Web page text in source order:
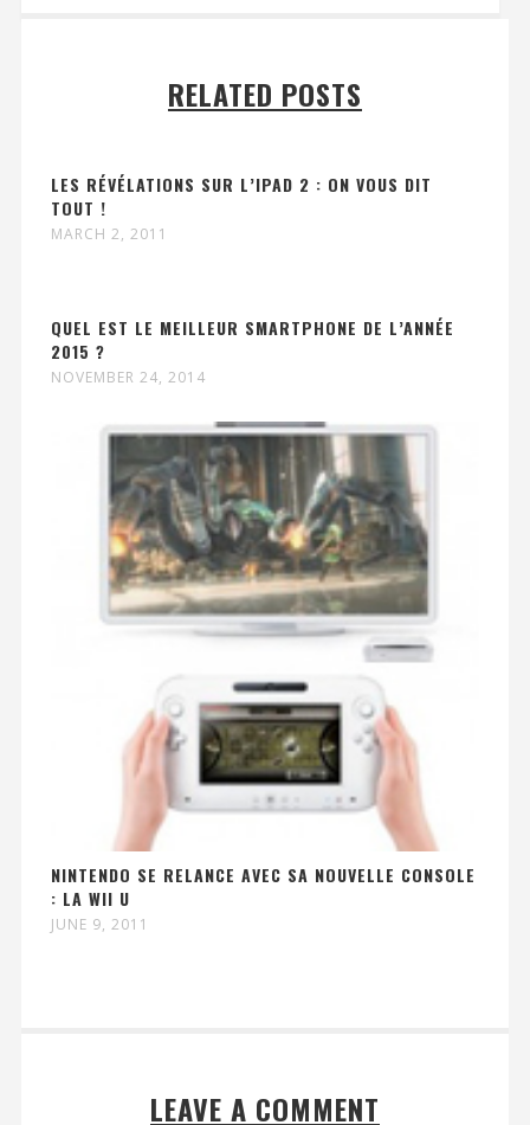
RELATED POSTS
LES RÉVÉLATIONS SUR L’IPAD 2 : ON VOUS DIT
TOUT !
MARCH 2, 2011
QUEL EST LE MEILLEUR SMARTPHONE DE L’ANNÉE
2015 ?
NOVEMBER 24, 2014
NINTENDO SE RELANCE AVEC SA NOUVELLE CONSOLE
: LA WII U
JUNE 9, 2011
LEAVE A COMMENT